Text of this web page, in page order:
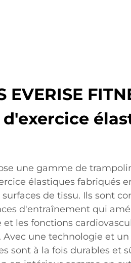
EVERISE
une gamme de
élastiques fabriqués
de tissu. Ils sont
d'entraînement qui
les fonctions
une technologie et un
sont à la fois durables et